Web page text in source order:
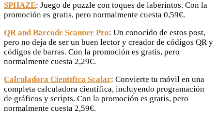
SPHAZE: Juego de puzzle con toques de laberintos. Con la
promoción es gratis, pero normalmente cuesta 0,59€.
QR and Barcode Scanner Pro: Un conocido de estos post,
pero no deja de ser un buen lector y creador de códigos QR y
códigos de barras. Con la promoción es gratis, pero
normalmente cuesta 2,29€.
Calculadora Científica Scalar: Convierte tu móvil en una
completa calculadora científica, incluyendo programación
de gráficos y scripts. Con la promoción es gratis, pero
normalmente cuesta 2,59€.